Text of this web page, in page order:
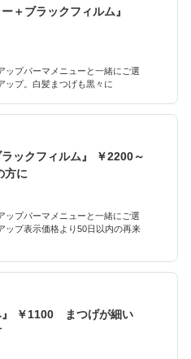
ー＋ブラックフィルム』
ップパーマメニューと一緒にご選
ップ。白髪まつげも黒々に
ックフィルム』 ￥2200～
方に
ップパーマメニューと一緒にご選
ップ表示価格より50日以内の再来
』 ￥1100 まつげが細い